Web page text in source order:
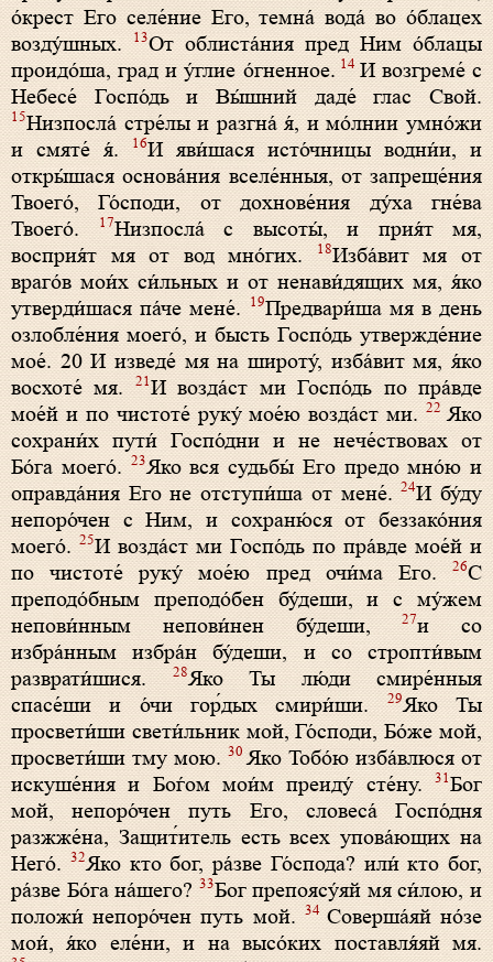
о́крест Его селе́ние Его, темна́ вода́ во о́блацех
возду́шных.13От облиста́ния пред Ним о́блацы
проидо́ша, град и у́глие о́гненное.14И возгреме́ с
Небесе́ Госпо́дь и Вы́шний даде́ глас Свой.
15Низпосла́ стре́лы и разгна́ я́, и мо́лнии умно́жи
и смяте́ я́.16И яви́шася исто́чницы водни́и, и
откры́шася основа́ния вселе́нныя, от запреще́ния
Твоего́, Го́споди, от дохнове́ния ду́ха гне́ва
Твоего́. 17Низпосла́ с высоты́, и прия́т мя,
восприя́т мя от вод мно́гих.18Изба́вит мя от
враго́в мои́х си́льных и от ненави́дящих мя, я́ко
утверди́шася па́че мене́. 19Предвари́ша мя в день
озлобле́ния моего́, и бысть Госпо́дь утвержде́ние
мое́. 20 И изведе́ мя на широту́, изба́вит мя, я́ко
восхоте́ мя.21И возда́ст ми Госпо́дь по пра́вде
мое́й и по чистоте́ руку́ мое́ю возда́ст ми.22 Яко
сохрани́х пути́ Госпо́дни и не нече́ствовах от
Бо́га моего́. 23Яко вся судьбы́ Его предо мно́ю и
оправда́ния Его не отступи́ша от мене́.24И бу́ду
непоро́чен с Ним, и сохраню́ся от беззако́ния
моего́.25И возда́ст ми Госпо́дь по пра́вде мое́й и
по чистоте́ руку́ мое́ю пред очи́ма Его.26С
преподо́бным преподо́бен бу́деши, и с му́жем
непови́нным непови́нен бу́деши,27и со
избра́нным избра́н бу́деши, и со стропти́вым
разврати́шися.28Яко Ты лю́ди смире́нныя
спасе́ши и о́чи гор́дых смири́ши.29Яко Ты
просвети́ши свети́льник мой, Го́споди, Бо́же мой,
просвети́ши тму мою.30Яко Тобо́ю изба́влюся от
искуше́ния и Боѓом мои́м преиду́ сте́ну.31Бог
мой, непоро́чен путь Его, словеса́ Госпо́дня
разжже́на, Защит́итель есть всех упова́ющих на
Него́. 32Яко кто бог, ра́зве Го́спода? или́ кто бог,
ра́зве Бо́га на́шего?33Бог препоясу́яй мя си́лою, и
положи́ непоро́чен путь мой.34Соверша́яй но́зе
мои́, я́ко еле́ни, и на высо́ких поставля́яй мя.